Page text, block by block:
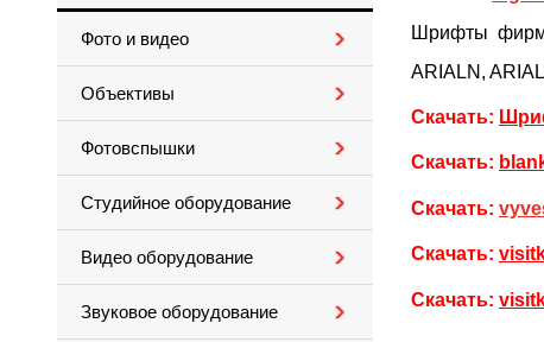
Фото и видео
Объективы
Фотовспышки
Студийное оборудование
Видео оборудование
Звуковое оборудование
Шрифты
ARIALN,
Скачать:
Скачать:
Скачать:
Скачать:
Скачать: